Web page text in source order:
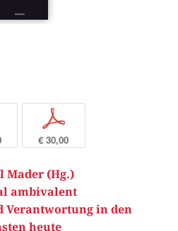
p
€ 30,00
Mader (Hg.)
ambivalent
Verantwortung in den
heute